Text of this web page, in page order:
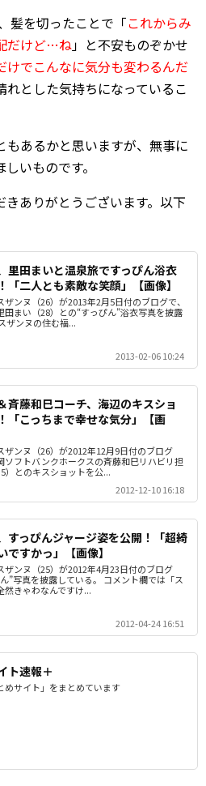
髪を切ったことで「これからみ
だけど…ね」と不安ものぞかせ
けでこんなに気分も変わるんだ
とした気持ちになっているこ
あるかと思いますが、無事に
いものです。
ありがとうございます。以下
里田まいと温泉旅ですっぴん浴衣
「二人とも素敵な笑顔」【画像】
ザンヌ（26）が2013年2月5日付のブログで、
田まい（28）との“すっぴん”浴衣写真を披露
ザンヌの住む福...
2013-02-06 10:24
斉藤和巳コーチ、海辺のキスショ
「こっちまで幸せな気分」【画
ザンヌ（26）が2012年12月9日付のブログ
ソフトバンクホークスの斉藤和巳リハビリ担
）とのキスショットを公...
2012-12-10 16:18
すっぴんジャージ姿を公開！「超綺
ですかっ」【画像】
ザンヌ（25）が2012年4月23日付のブログ
”写真を披露している。 コメント欄では「ス
然きゃわなんですけ...
2012-04-24 16:51
ト速報＋
めサイト」をまとめています